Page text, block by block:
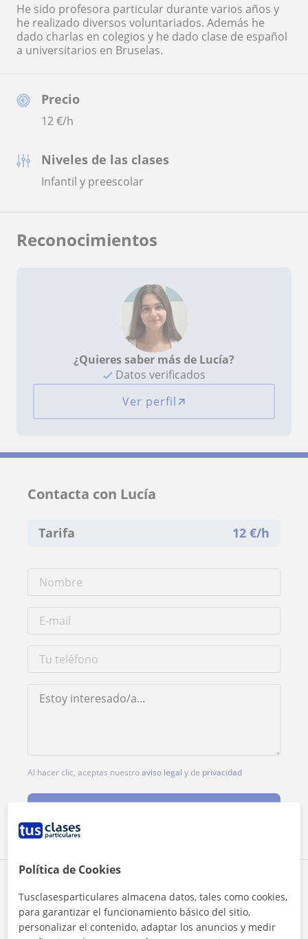
Precio
12€/h
Niveles de las clases
Infantil y preescolar
He sido profesora particular durante varios años y
he realizado diversos voluntariados. Además he
dado charlas en colegios y he dado clase de español
a universitarios en Bruselas.
Reconocimientos
¿Quieres saber más de Lucía?
Datos verificados
Ver perfil
Contacta con Lucía
Tarifa 12 €/h
Al hacer clic, aceptas nuestroaviso legal y de privacidad
Política de Cookies
Tusclasesparticulares almacena datos, tales como cookies,
para garantizar el funcionamiento básico del sitio,
personalizar el contenido, adaptar los anuncios y medir